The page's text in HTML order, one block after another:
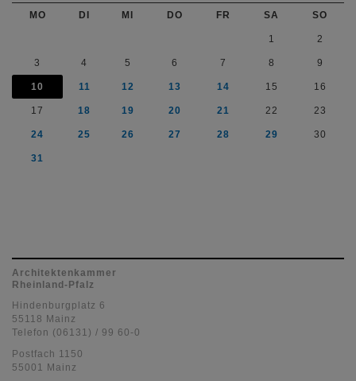
MO DI MI DO FR SA SO
1 2
3 4 5 6 7 8 9
10 11 12 13 14 15 16
17 18 19 20 21 22 23
24 25 26 27 28 29 30
31
Architektenkammer
Rheinland-Pfalz
Hindenburgplatz 6
55118 Mainz
Telefon (06131) / 99 60-0
Postfach 1150
55001 Mainz